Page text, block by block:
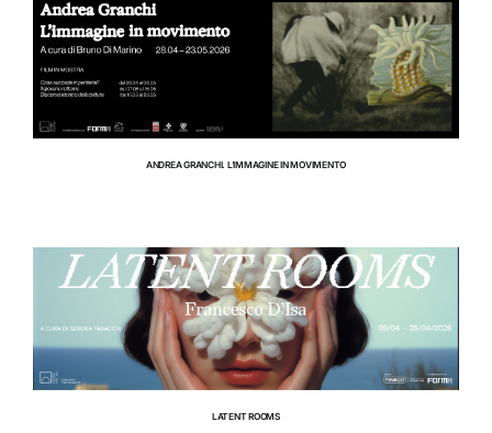
RIFUGIO DIGITALE MOSTRE
ANDREA GRANCHI. L’IMMAGINE IN MOVIMENTO
RIFUGIO DIGITALE MOSTRE
LATENT ROOMS